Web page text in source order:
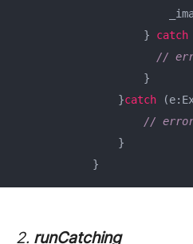
                    }
catch
//
                    }
                }
catch
// error
                }
            }
2. runCatching